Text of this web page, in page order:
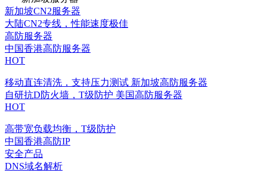
新加坡CN2服务器
大陆CN2专线，性能速度极佳
高防服务器
中国香港高防服务器
HOT
移动直连清洗，支持压力测试 新加坡高防服务器
自研抗D防火墙，T级防护 美国高防服务器
HOT
高带宽负载均衡，T级防护
中国香港高防IP
安全产品
DNS域名解析